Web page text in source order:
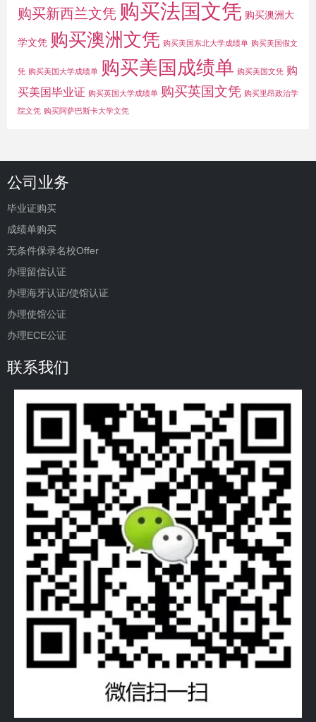
购买新西兰文凭 购买法国文凭 购买澳洲大
学文凭 购买澳洲文凭 购买美国东北大学成绩单 购买美国假文
凭 购买美国大学成绩单 购买美国成绩单 购买美国文凭 购
买美国毕业证 购买英国大学成绩单 购买英国文凭 购买里昂政治学
院文凭 购买阿萨巴斯卡大学文凭
公司业务
毕业证购买
成绩单购买
无条件保录名校Offer
办理留信认证
办理海牙认证/使馆认证
办理使馆公证
办理ECE公证
联系我们